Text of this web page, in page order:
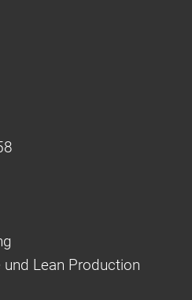
Lean Production